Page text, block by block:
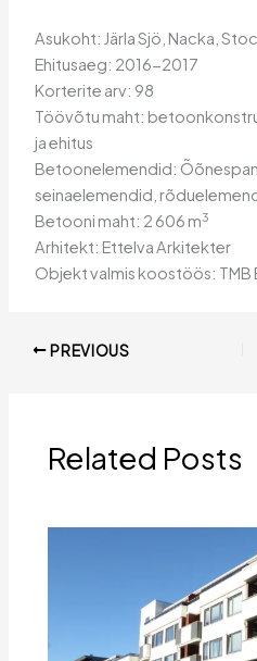
Asukoht: Järla Sjö, Nacka,
Ehitusaeg: 2016-2017
Korterite arv: 98
Töövõtu maht:
ja ehitus
Betoonelemendid:
seinaelemendid,
Betooni maht: 2 606 m3
Arhitekt: Ettelva Arkitekter
Objekt valmis koostöös: TMB
PREVIOUS
Related Posts